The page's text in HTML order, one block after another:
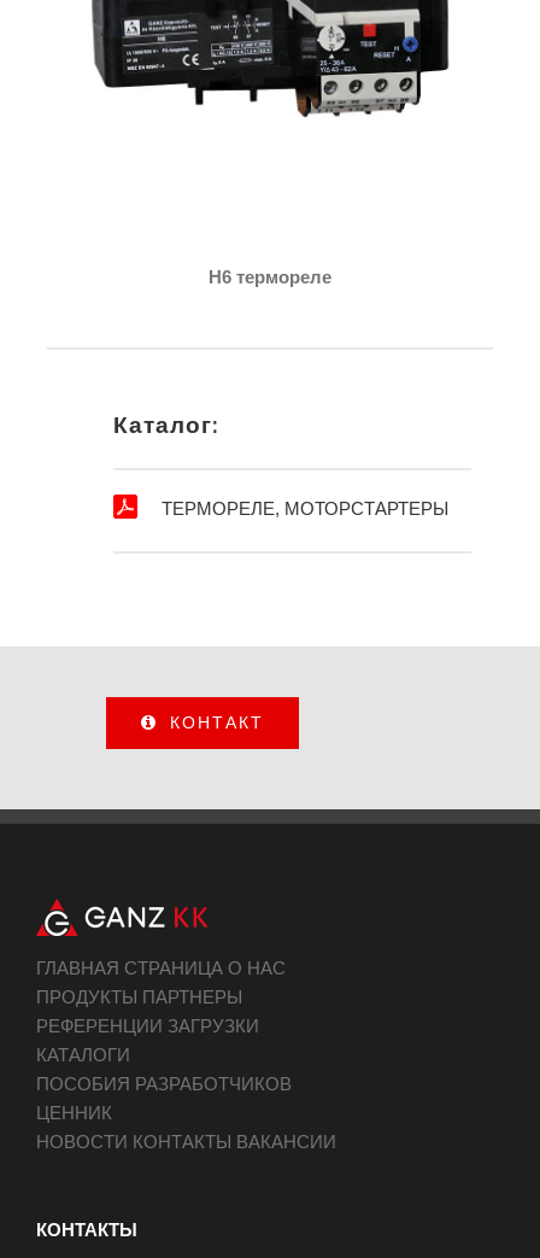
H6 термореле
Каталог:
ТЕРМОРЕЛЕ, МОТОРСТАРТЕРЫ
КОНТАКТ
ГЛАВНАЯ СТРАНИЦА О НАС
ПРОДУКТЫ ПАРТНЕРЫ
РЕФЕРЕНЦИИ ЗАГРУЗКИ
КАТАЛОГИ
ПОСОБИЯ РАЗРАБОТЧИКОВ
ЦЕННИК
НОВОСТИ КОНТАКТЫ ВАКАНСИИ
КОНТАКТЫ